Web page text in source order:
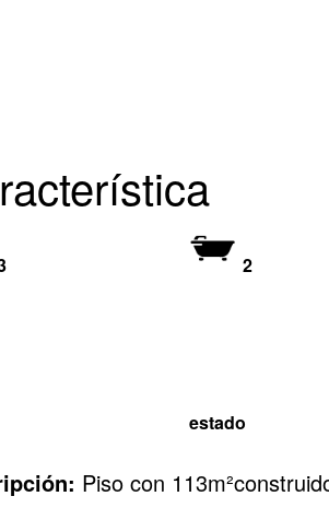
2
estado
Piso con